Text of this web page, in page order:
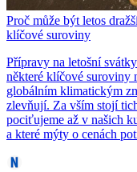
Proč může být letos
klíčové suroviny
Přípravy na letošní
některé klíčové suroviny
globálním klimatickým
zlevňují. Za vším stojí
pociťujeme až v našich
a které mýty o cenách